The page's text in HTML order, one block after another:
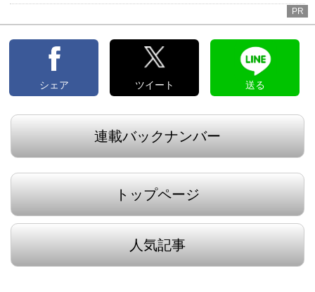
PR
シェア ツイート 送る
連載バックナンバー
トップページ
人気記事